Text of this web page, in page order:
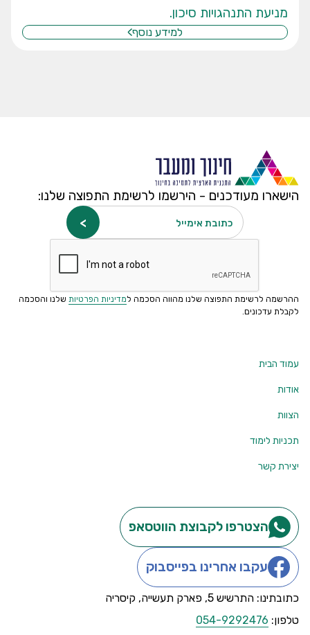
מניעת התנהגויות סיכון.
למידע נוסף
הישארו מעודכנים - הירשמו לרשימת התפוצה שלנו:
כתובת אימייל
ההרשמה לרשימת התפוצה שלנו מהווה הסכמה למדיניות הפרטיות שלנו והסכמה
לקבלת עדכונים.
עמוד הבית
אודות
הצוות
תכניות לימוד
יצירת קשר
הצטרפו לקבוצת הווטסאפ
עקבו אחרינו בפייסבוק
כתובתינו: התרשיש 5, פארק תעשייה, קיסריה
טלפון: 054-9292476